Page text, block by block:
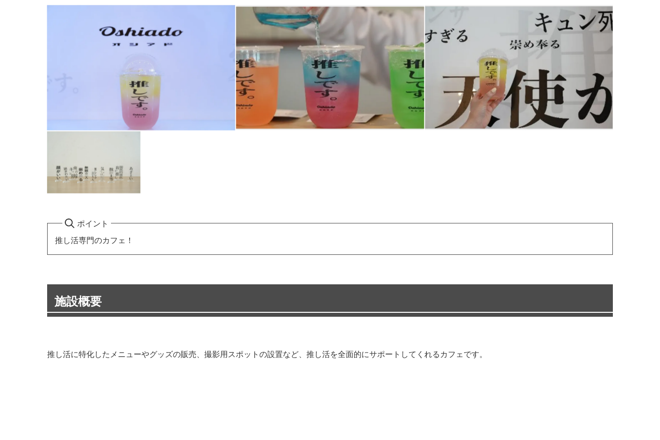
ポイント
推し活専門のカフェ！
施設概要
推し活に特化したメニューやグッズの販売、撮影用スポットの設置など、推し活を全面的にサポートしてくれるカフェです。